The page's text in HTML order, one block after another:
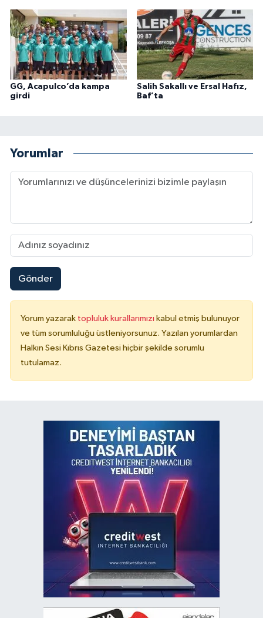
GG, Acapulco’da kampa
girdi
Salih Sakallı ve Ersal Hafız,
Baf’ta
Yorumlar
Gönder
Yorum yazarak topluluk kurallarımızı kabul etmiş bulunuyor
ve tüm sorumluluğu üstleniyorsunuz. Yazılan yorumlardan
Halkın Sesi Kıbrıs Gazetesi hiçbir şekilde sorumlu
tutulamaz.